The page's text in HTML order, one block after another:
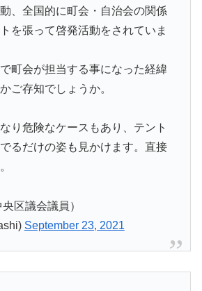
、全国的に町会・自治会の関係
を張って啓発活動をされていま
町会が担当する事になった経緯
ご存知でしょうか。
り危険なケースもあり、テント
るだけの姿も見かけます。直接
区議会議員）
September 23, 2021